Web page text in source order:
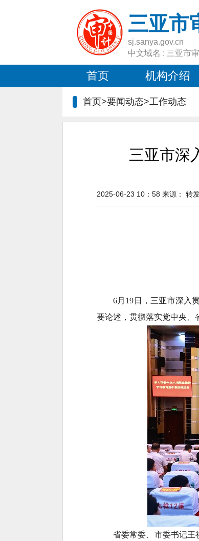
三亚市
sj.sanya.gov.cn
中文域名 : 三亚市
首页 机构介绍
首页>要闻动态>工作动态
三亚市深
2025-06-23 10：58 来源： 转
6月19日，三亚市深入
要论述，贯彻落实党中央、
省委常委、市委书记王